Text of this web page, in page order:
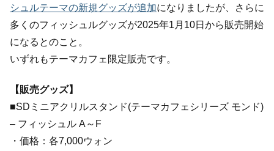
シュルテーマの新規グッズが追加になりましたが、さらに
多くのフィッシュルグッズが2025年1月10日から販売開始
になるとのこと。
いずれもテーマカフェ限定販売です。
【販売グッズ】
■SDミニアクリルスタンド(テーマカフェシリーズ モンド)
– フィッシュル A～F
・価格：各7,000ウォン